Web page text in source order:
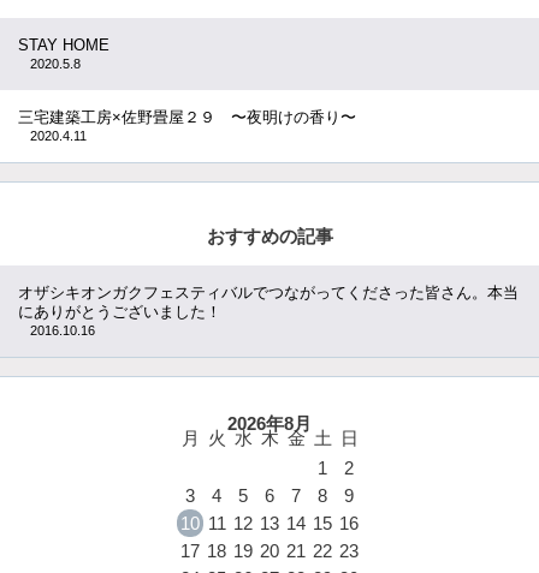
STAY HOME
2020.5.8
三宅建築工房×佐野畳屋２９ 〜夜明けの香り〜
2020.4.11
おすすめの記事
オザシキオンガクフェスティバルでつながってくださった皆さん。本当
にありがとうございました！
2016.10.16
2026年8月
月 火 水 木 金 土
日
1
2
3
4 5 6 7 8
9
10 11 12 13 14 15 16
17 18 19 20 21 22 23